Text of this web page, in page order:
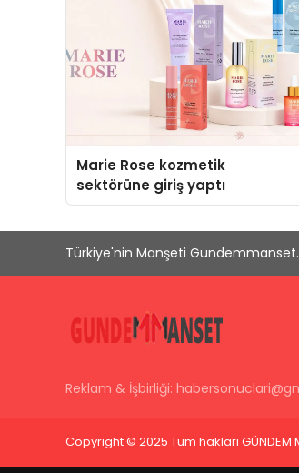
Marie Rose kozmetik
sektörüne giriş yaptı
Türkiye'nin Manşeti
Reklam & İşbirliği:
Copyright © 2025 Tüm hakları GÜNDEM